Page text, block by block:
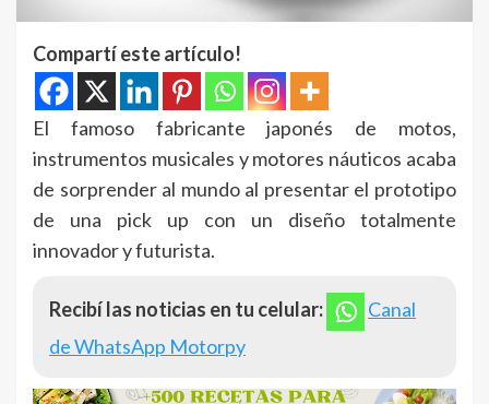
Compartí este artículo!
El famoso fabricante japonés de motos,
instrumentos musicales y motores náuticos acaba
de sorprender al mundo al presentar el prototipo
de una pick up con un diseño totalmente
innovador y futurista.
Recibí las noticias en tu celular:
Canal
de WhatsApp Motorpy